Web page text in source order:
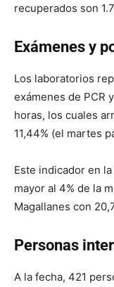
recuperados son
Exámenes y
Los laboratorios
exámenes de PCR
horas, los cuales
11,44% (el martes
Este indicador en
mayor al 4% de la
Magallanes con
Personas
A la fecha, 421